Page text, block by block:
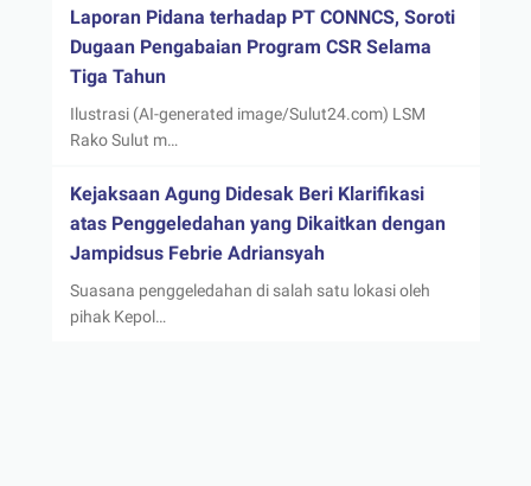
Laporan Pidana terhadap PT CONNCS, Soroti
Dugaan Pengabaian Program CSR Selama
Tiga Tahun
Ilustrasi (AI-generated image/Sulut24.com) LSM
Rako Sulut m…
Kejaksaan Agung Didesak Beri Klarifikasi
atas Penggeledahan yang Dikaitkan dengan
Jampidsus Febrie Adriansyah
Suasana penggeledahan di salah satu lokasi oleh
pihak Kepol…